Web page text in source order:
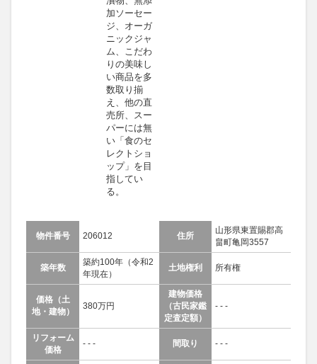
加ソーセー
ジ、オーガ
ニックジャ
ム、こだわ
りの美味し
い商品を多
数取り揃
え、他の直
売所、スー
パーには無
い「食のセ
レクトショ
ップ」を目
指してい
る。
物件番号 206012 住所
山形県東置賜郡高
畠町亀岡3557
築年数
築約100年（令和2
年現在）
土地権利 所有権
価格（土
地・建物）
380万円
建物価格
（古民家鑑
定査定額）
- - -
リフォーム
価格
- - - 間取り - - -